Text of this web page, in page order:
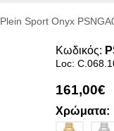
Plein Sport Onyx
Κωδικός:
Loc:
161,00€
Χρώματα: